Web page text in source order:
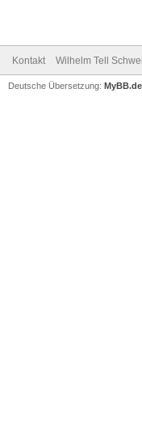
Kontakt Wilhelm Tell
Deutsche Übersetzung: MyBB.de